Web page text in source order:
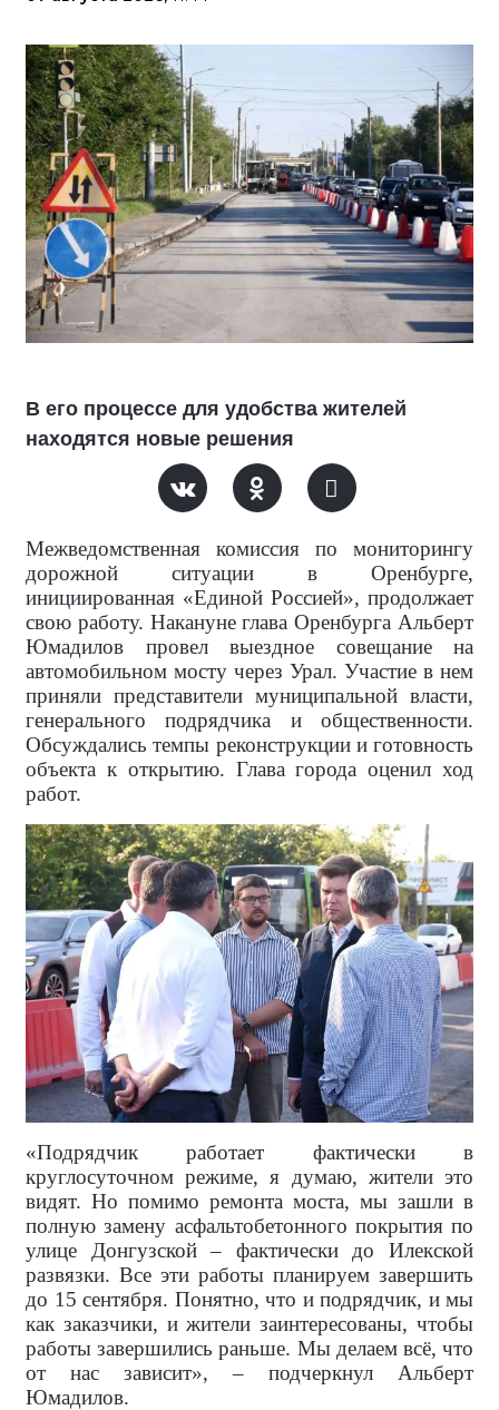
В его процессе для удобства жителей
находятся новые решения
Межведомственная комиссия по мониторингу
дорожной ситуации в Оренбурге,
инициированная «Единой Россией», продолжает
свою работу. Накануне глава Оренбурга Альберт
Юмадилов провел выездное совещание на
автомобильном мосту через Урал. Участие в нем
приняли представители муниципальной власти,
генерального подрядчика и общественности.
Обсуждались темпы реконструкции и готовность
объекта к открытию. Глава города оценил ход
работ.
«Подрядчик работает фактически в
круглосуточном режиме, я думаю, жители это
видят. Но помимо ремонта моста, мы зашли в
полную замену асфальтобетонного покрытия по
улице Донгузской – фактически до Илекской
развязки. Все эти работы планируем завершить
до 15 сентября. Понятно, что и подрядчик, и мы
как заказчики, и жители заинтересованы, чтобы
работы завершились раньше. Мы делаем всё, что
от нас зависит», – подчеркнул Альберт
Юмадилов.